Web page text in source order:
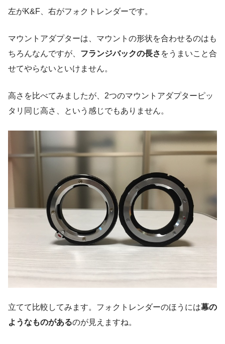
左がK&F、右がフォクトレンダーです。
マウントアダプターは、マウントの形状を合わせるのはも
ちろんなんですが、 フランジバックの長さ をうまいこと合
せてやらないといけません。
高さを比べてみましたが、2つのマウントアダプターピッ
タリ同じ高さ、という感じでもありません。
立てて比較してみます。フォクトレンダーのほうには幕の
ようなものがあるのが見えますね。